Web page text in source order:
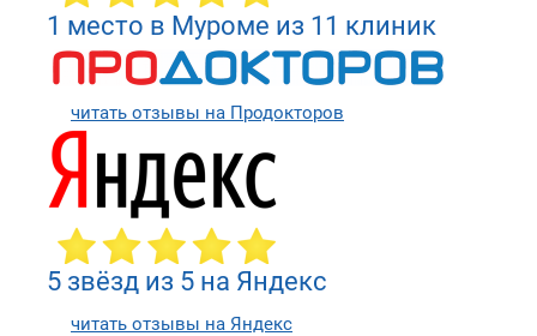
1 место в Муроме из 11 клиник
читать отзывы на Продокторов
5 звёзд из 5 на Яндекс
читать отзывы на Яндекс